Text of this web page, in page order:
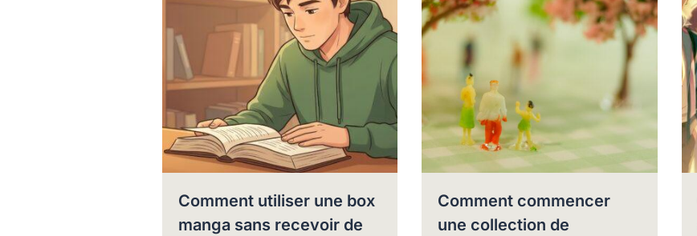
Comment utiliser une box
manga sans recevoir de
Comment commencer
une collection de